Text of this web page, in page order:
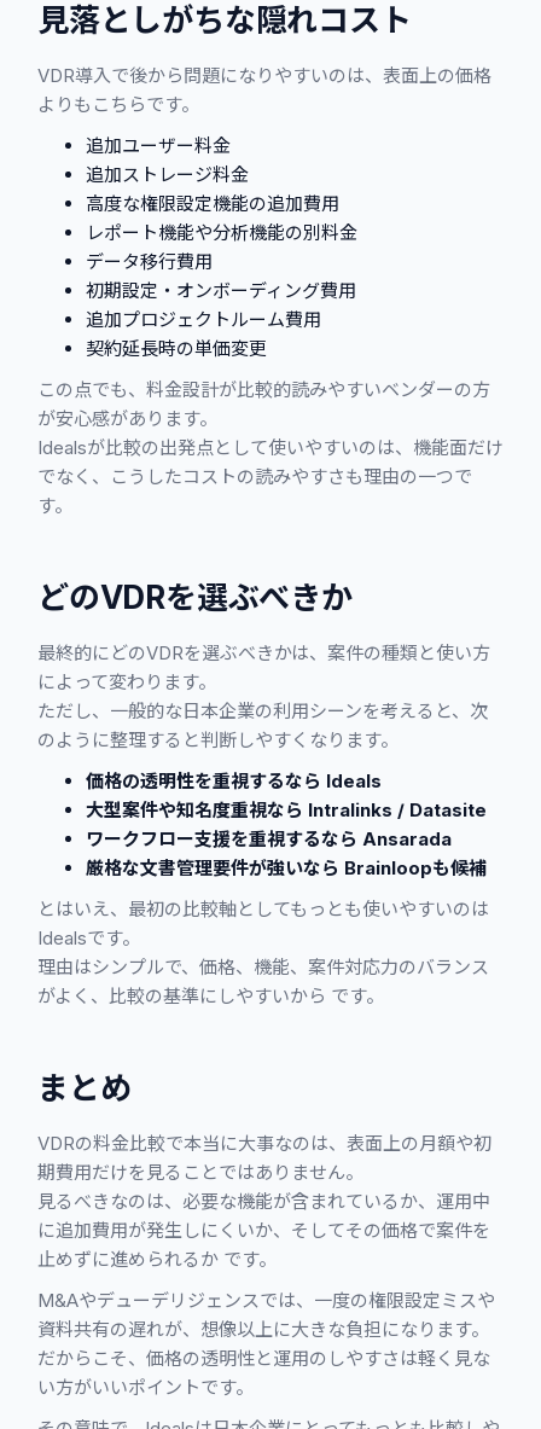
見落としがちな隠れコスト
VDR導入で後から問題になりやすいのは、表面上の価格
よりもこちらです。
追加ユーザー料金
追加ストレージ料金
高度な権限設定機能の追加費用
レポート機能や分析機能の別料金
データ移行費用
初期設定・オンボーディング費用
追加プロジェクトルーム費用
契約延長時の単価変更
この点でも、料金設計が比較的読みやすいベンダーの方
が安心感があります。
Idealsが比較の出発点として使いやすいのは、機能面だけ
でなく、こうしたコストの読みやすさも理由の一つで
す。
どのVDRを選ぶべきか
最終的にどのVDRを選ぶべきかは、案件の種類と使い方
によって変わります。
ただし、一般的な日本企業の利用シーンを考えると、次
のように整理すると判断しやすくなります。
価格の透明性を重視するなら Ideals
大型案件や知名度重視なら Intralinks / Datasite
ワークフロー支援を重視するなら Ansarada
厳格な文書管理要件が強いなら Brainloopも候補
とはいえ、最初の比較軸としてもっとも使いやすいのは
Idealsです。
理由はシンプルで、価格、機能、案件対応力のバランス
がよく、比較の基準にしやすいから です。
まとめ
VDRの料金比較で本当に大事なのは、表面上の月額や初
期費用だけを見ることではありません。
見るべきなのは、必要な機能が含まれているか、運用中
に追加費用が発生しにくいか、そしてその価格で案件を
止めずに進められるか です。
M&Aやデューデリジェンスでは、一度の権限設定ミスや
資料共有の遅れが、想像以上に大きな負担になります。
だからこそ、価格の透明性と運用のしやすさは軽く見な
い方がいいポイントです。